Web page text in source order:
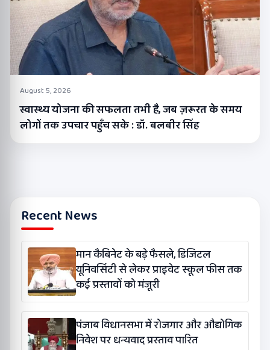
August 5, 2026
स्वास्थ्य योजना की सफलता तभी है, जब ज़रूरत के समय
लोगों तक उपचार पहुँच सके : डॉ. बलबीर सिंह
Recent News
मान कैबिनेट के बड़े फैसले, डिजिटल
यूनिवर्सिटी से लेकर प्राइवेट स्कूल फीस तक
कई प्रस्तावों को मंजूरी
पंजाब विधानसभा में रोजगार और औद्योगिक
निवेश पर धन्यवाद प्रस्ताव पारित